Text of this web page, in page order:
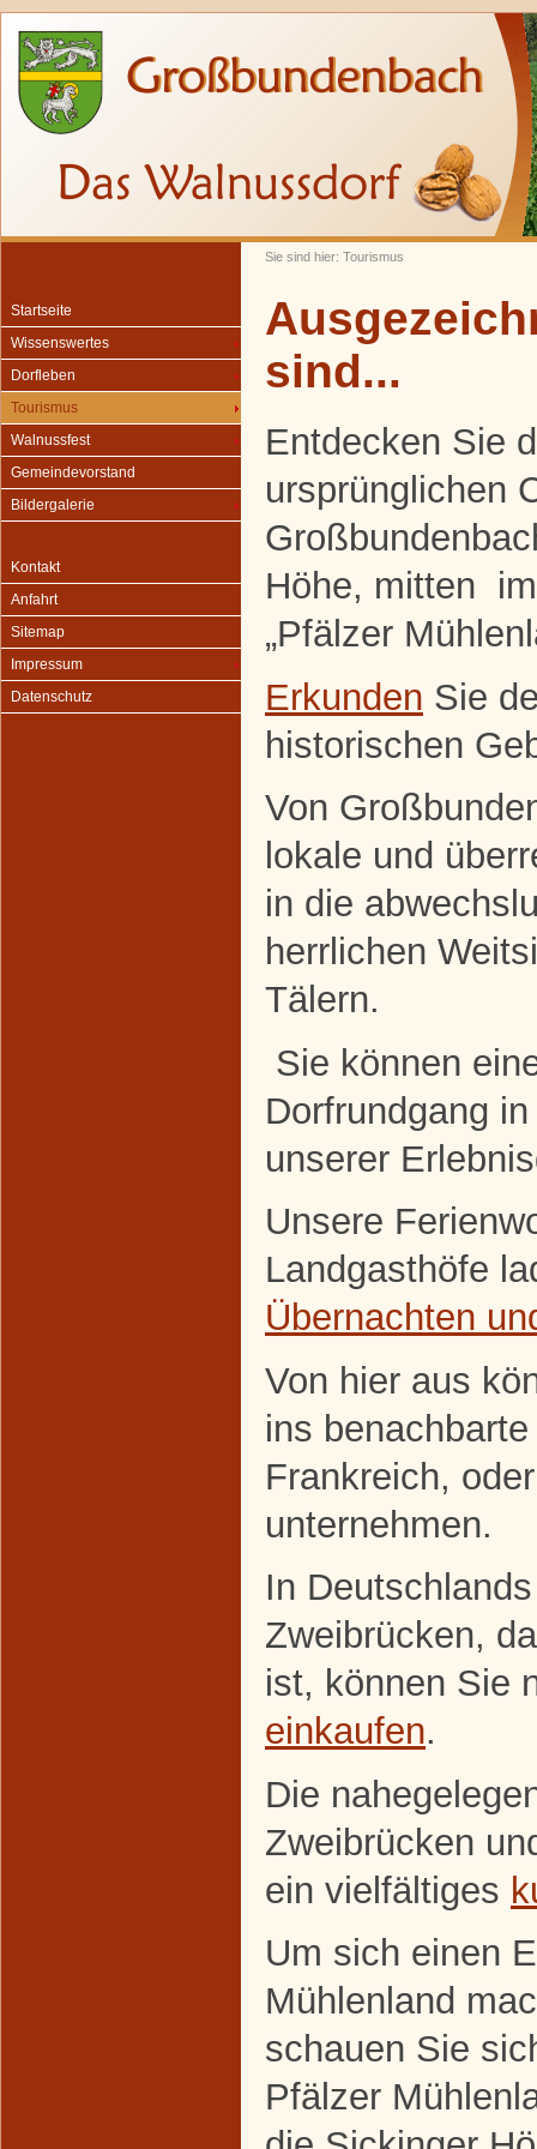
Sie sind hier: Tourismus
Startseite
Wissenswertes
Dorfleben
Tourismus
Walnussfest
Gemeindevorstand
Bildergalerie
Kontakt
Anfahrt
Sitemap
Impressum
Datenschutz
sind...
Entdecken Sie
ursprünglichen
Höhe, mitten
„Pfälzer
Erkunden Sie
historischen
Von
lokale und
in die
herrlichen
Tälern.
Sie können
Dorfrundgang
unserer
Unsere
Landgasthöfe
Übernachten
Von hier aus
ins
Frankreich,
unternehmen.
In
Zweibrücken,
ist, können Sie
einkaufen.
Die
Zweibrücken
ein vielfältiges
Um sich einen
Mühlenland
schauen Sie
Pfälzer